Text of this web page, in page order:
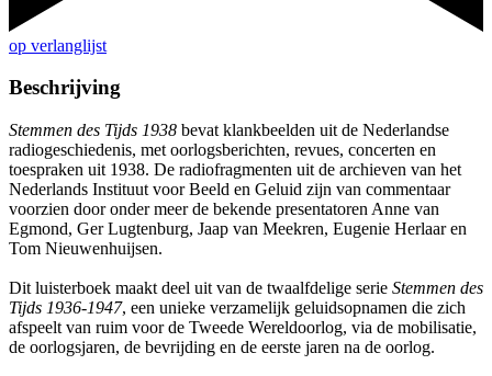
op verlanglijst
Beschrijving
Stemmen des Tijds 1938 bevat klankbeelden uit de Nederlandse
radiogeschiedenis, met oorlogsberichten, revues, concerten en
toespraken uit 1938. De radiofragmenten uit de archieven van het
Nederlands Instituut voor Beeld en Geluid zijn van commentaar
voorzien door onder meer de bekende presentatoren Anne van
Egmond, Ger Lugtenburg, Jaap van Meekren, Eugenie Herlaar en
Tom Nieuwenhuijsen.
Dit luisterboek maakt deel uit van de twaalfdelige serie Stemmen des
Tijds 1936-1947, een unieke verzamelijk geluidsopnamen die zich
afspeelt van ruim voor de Tweede Wereldoorlog, via de mobilisatie,
de oorlogsjaren, de bevrijding en de eerste jaren na de oorlog.